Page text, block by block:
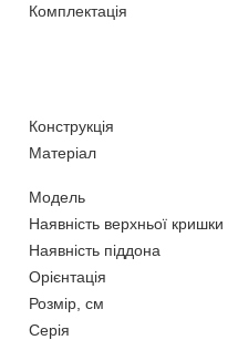
Комплектація
Конструкція
Матеріал
Мoдель
Наявність верхньої кришки
Наявність піддона
Орієнтація
Розмір, см
Серія